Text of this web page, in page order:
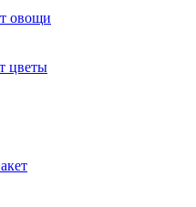
овощи
цветы